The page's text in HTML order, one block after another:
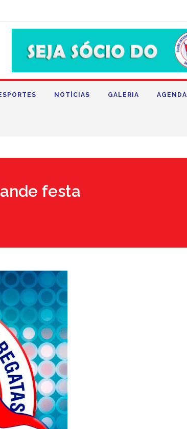
NOTÍCIAS GALERIA AGENDA
festa